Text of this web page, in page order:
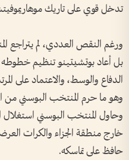
تدخل قوي على تاريك
ورغم النقص العددي، لم يتراجع
بل أعاد بوتشيتينو تنظيم
الدفاع والوسط، والاعتماد على
وهو ما حرم المنتخب البوسني من
وحاول المنتخب البوسني
خارج منطقة الجزاء والكرات
حافظ على تماسكه.